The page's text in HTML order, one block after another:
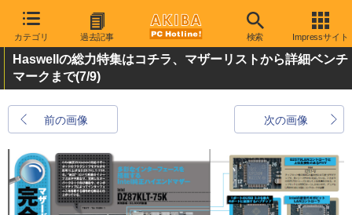
カテゴリ 過去記事 検索 Impressサイト
Haswellの総力特集はコチラ、マザーリストから詳細ベンチ
マークまで(7/9)
前の画像 次の画像